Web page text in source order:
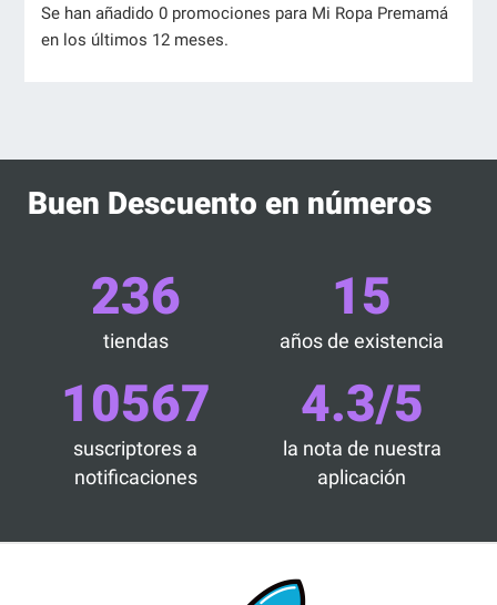
Se han añadido 0 promociones para Mi Ropa Premamá
en los últimos 12 meses.
Buen Descuento en números
236
tiendas
15
años de existencia
10567
suscriptores a
notificaciones
4.3/5
la nota de nuestra
aplicación